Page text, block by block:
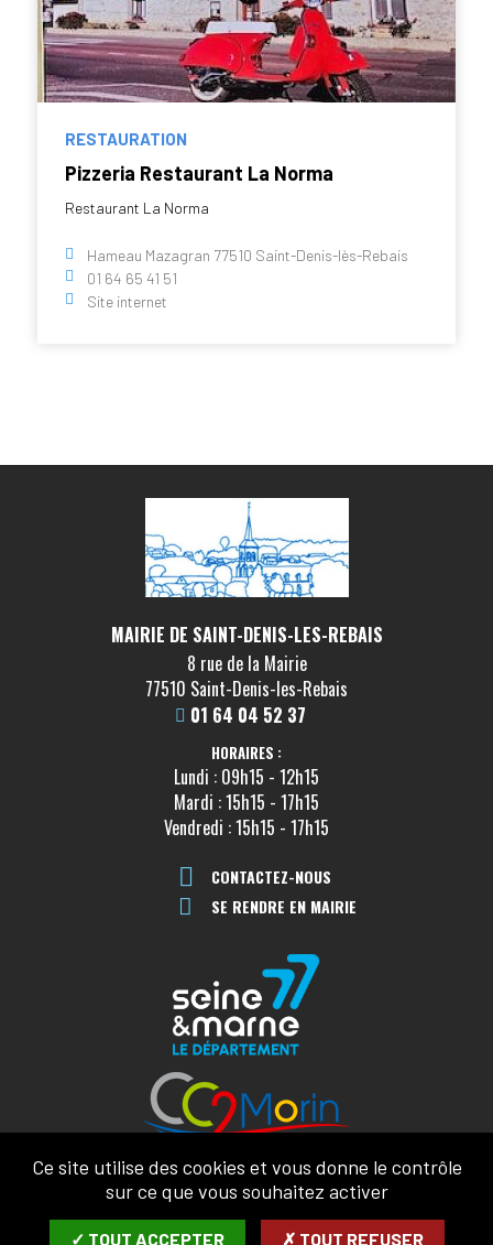
RESTAURATION
Pizzeria Restaurant La Norma
Restaurant La Norma
Hameau Mazagran 77510 Saint-Denis-lès-Rebais
01 64 65 41 51
Site internet
MAIRIE DE SAINT-DENIS-LES-REBAIS
8 rue de la Mairie
77510 Saint-Denis-les-Rebais
01 64 04 52 37
HORAIRES :
Lundi : 09h15 - 12h15
Mardi : 15h15 - 17h15
Vendredi : 15h15 - 17h15
CONTACTEZ-NOUS
SE RENDRE EN MAIRIE
Ce site utilise des cookies et vous donne le contrôle
sur ce que vous souhaitez activer
✓ TOUT ACCEPTER ✗ TOUT REFUSER